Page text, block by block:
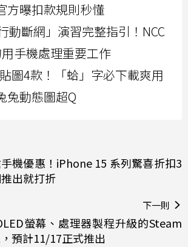
方曝扣款規則秒懂
動斷網」演習完整指引！NCC
手機處理重要工作
圖4款！「蛤」字必下載爽用
兔動態圖超Q
機優惠！iPhone 15 系列驚喜折扣3
出就打折
下一則
螢幕、處理器製程升級的Steam
預計11/17正式推出